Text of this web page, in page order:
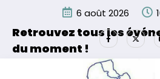
contenu
6 août 2026
Retrouvez tous les
du moment !
Les événements organisés par